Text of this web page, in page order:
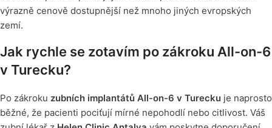
výrazně cenově dostupnější než mnoho jiných evropských
zemí.
Jak rychle se zotavím po zákroku All-on-6
v Turecku?
Po zákroku zubních implantátů All-on-6 v Turecku je naprosto
běžné, že pacienti pociťují mírné nepohodlí nebo citlivost. Váš